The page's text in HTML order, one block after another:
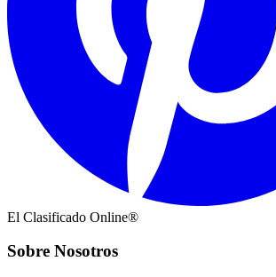
El Clasificado Online®
Sobre Nosotros